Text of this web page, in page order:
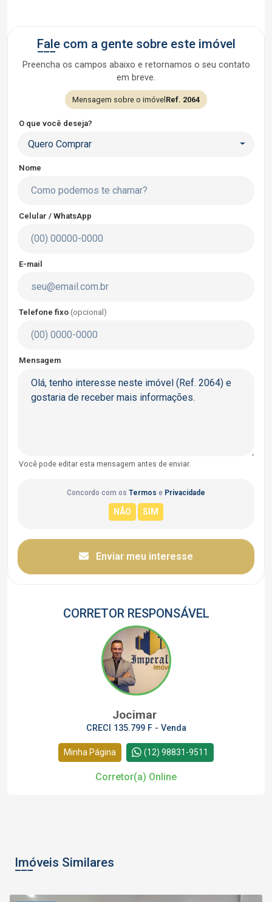
Fale com a gente sobre este imóvel
Preencha os campos abaixo e retornamos o seu contato
em breve.
Mensagem sobre o imóvelRef. 2064
O que você deseja?
Quero Comprar
Nome
Celular / WhatsApp
E-mail
Telefone fixo (opcional)
Mensagem
Você pode editar esta mensagem antes de enviar.
Concordo com os Termos e Privacidade
Enviar meu interesse
CORRETOR RESPONSÁVEL
Jocimar
CRECI 135.799 F - Venda
Minha Página (12) 98831-9511
Corretor(a) Online
Imóveis Similares